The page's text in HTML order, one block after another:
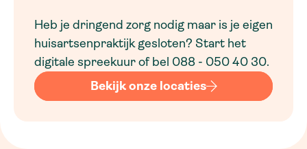
Heb je dringend zorg nodig maar is je eigen
huisartsenpraktijk gesloten? Start het
digitale spreekuur of bel 088 - 050 40 30.
Bekijk onze locaties